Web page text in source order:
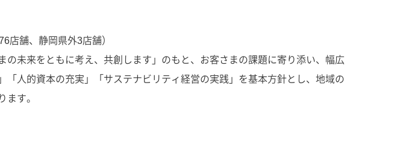
店舗、静岡県外3店舗）
未来をともに考え、共創します」のもと、お客さまの課題に寄り添い、幅広
人的資本の充実」「サステナビリティ経営の実践」を基本方針とし、地域の
ます。